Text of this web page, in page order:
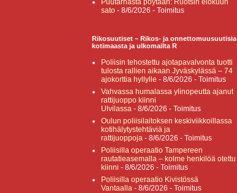
Puutarhasta pöytään: Ruotsin elokuun
sato - 8/6/2026 - Toimitus
Rikosuutiset – Rikos- ja onnettomuusuutisia
kotimaasta ja ulkomailta R
Poliisin tehostettu ajotapavalvonta tuotti
tulosta rallien aikaan Jyväskylässä – 74
ajokorttia hyllylle - 8/6/2026 - Toimitus
Vahvassa humalassa ylinopeutta ajanut
rattijuoppo kiinni
Ulvilassa - 8/6/2026 - Toimitus
Oulun poliisilaitoksen keskiviikkoillassa
kotihälytystehtäviä ja
rattijuoppoja - 8/6/2026 - Toimitus
Poliisilla operaatio Tampereen
rautatieasemalla – kolme henkilöä otettu
kiinni - 8/6/2026 - Toimitus
Poliisilla operaatio Kivistössä
Vantaalla - 8/6/2026 - Toimitus